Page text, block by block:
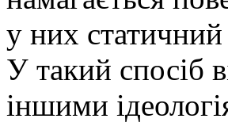
у них
У такий спосіб
іншими